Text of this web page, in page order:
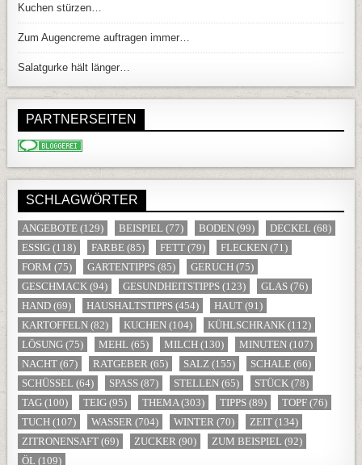
Kuchen stürzen…
Zum Augencreme auftragen immer…
Salatgurke hält länger…
PARTNERSEITEN
SCHLAGWÖRTER
ANGEBOTE (129) BEISPIEL (77) BODEN (99) DECKEL (68)
ESSIG (118) FARBE (85) FETT (79) FLECKEN (71)
FORM (75) GARTENTIPPS (85) GERUCH (75)
GESCHMACK (94) GESUNDHEITSTIPPS (123) GLAS (76)
HAND (69) HAUSHALTSTIPPS (454) HAUT (91)
KARTOFFELN (82) KUCHEN (104) KÜHLSCHRANK (112)
LÖSUNG (75) MEHL (65) MILCH (130) MINUTEN (107)
NACHT (67) RATGEBER (65) SALZ (155) SCHALE (66)
SCHÜSSEL (64) SPASS (87) STELLEN (65) STÜCK (78)
TAG (100) TEIG (95) THEMA(303) TIPPS (89) TOPF (76)
TUCH (107) WASSER (704) WINTER (70) ZEIT (134)
ZITRONENSAFT (69) ZUCKER (90) ZUM BEISPIEL (92)
ÖL (109)